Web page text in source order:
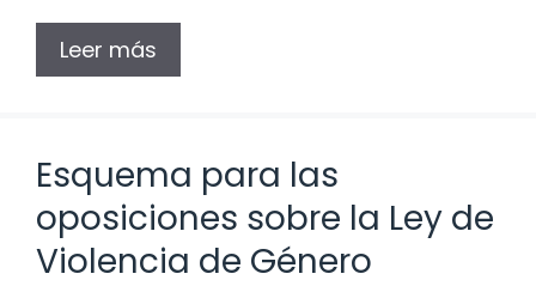
Leer más
Esquema para las
oposiciones sobre la Ley de
Violencia de Género